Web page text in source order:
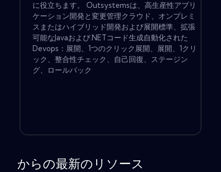
に役立ちます。 Outsystemsは、高生産性アプリ
ケーション開発と変更管理クラウド、オンプレミ
スまたはハイブリッド開発および展開標準、拡張
可能なJavaおよび.NETコード生成自動化された
Devops：展開、1つのクリック展開、展開、1クリ
ック、整合性チェック、自己回復、ステージン
グ、ロールバック
からの最新のリソース